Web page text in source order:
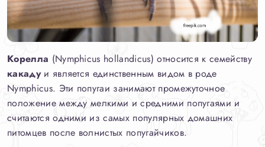
Корелла (Nymphicus hollandicus) относится к семейству
какадуи является единственным видом в роде
Nymphicus. Эти попугаи занимают промежуточное
положение между мелкими и средними попугаями и
считаются одними из самых популярных домашних
питомцев после волнистых попугайчиков.